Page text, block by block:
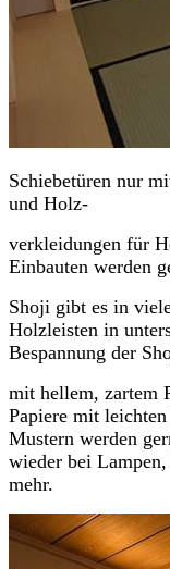
Schiebetüren nur
und Holz-
verkleidungen für
Einbauten werden
Shoji gibt es in
Holzleisten in
Bespannung der
mit hellem, zartem
Papiere mit
Mustern werden
wieder bei
mehr.